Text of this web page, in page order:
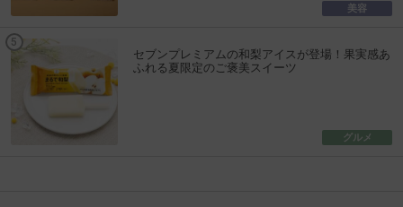
美容
セブンプレミアムの和梨アイスが登場！果実感あ
ふれる夏限定のご褒美スイーツ
グルメ